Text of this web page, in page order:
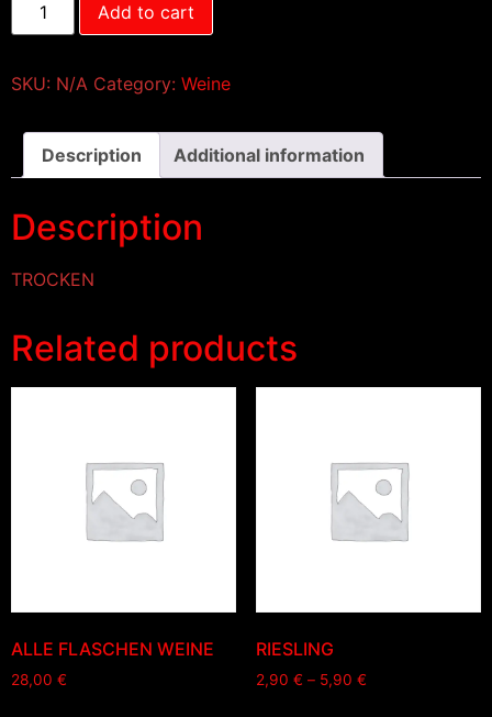
Add to cart
SKU: N/A Category: Weine
Description Additional information
Description
TROCKEN
Related products
ALLE FLASCHEN WEINE
28,00 €
RIESLING
2,90 € – 5,90 €